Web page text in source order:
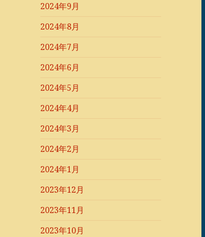
2024年9月
2024年8月
2024年7月
2024年6月
2024年5月
2024年4月
2024年3月
2024年2月
2024年1月
2023年12月
2023年11月
2023年10月